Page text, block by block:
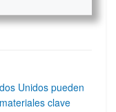
Unidos pueden
clave